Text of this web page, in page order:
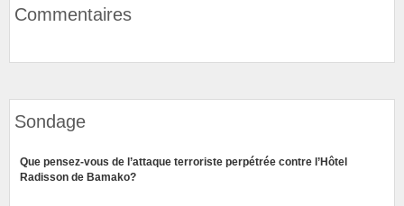
Commentaires
Sondage
Que pensez-vous de l’attaque terroriste perpétrée contre l’Hôtel
Radisson de Bamako?